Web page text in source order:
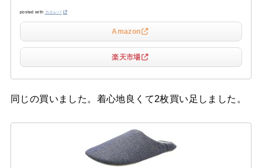
posted with カエレバ
Amazon
楽天市場
同じの買いました。着心地良くて2枚買い足しました。